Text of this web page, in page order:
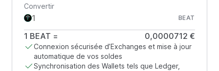
Convertir
BEAT
1 BEAT = 0,0000712 €
Connexion sécurisée d’Exchanges et mise à jour
automatique de vos soldes
Synchronisation des Wallets tels que Ledger,